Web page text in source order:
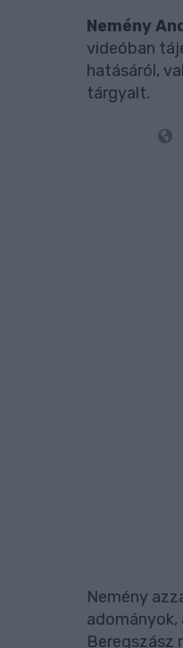
Nemény
videóban
hatásáról,
tárgyalt.
Nemény
Beregszász